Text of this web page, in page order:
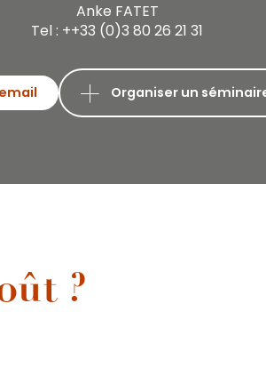
Anke FATET
Tel : ++33 (0)3 80 26 21 31
Organiser un
?